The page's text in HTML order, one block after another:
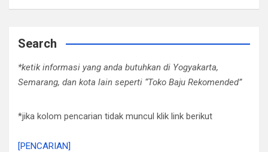
Search
*ketik informasi yang anda butuhkan di Yogyakarta,
Semarang, dan kota lain seperti “Toko Baju Rekomended”
*jika kolom pencarian tidak muncul klik link berikut
[PENCARIAN]